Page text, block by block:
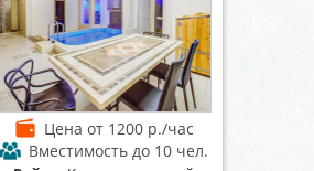
Цена от 1200 р./час
Вместимость до 10 чел.